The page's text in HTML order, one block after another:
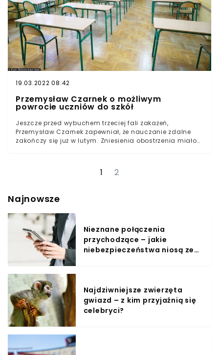
opublikowany przez Ministerstwo Edukacji i Nauki nosi
tytuł "Troska o rozwój i jakość polskiej nauki". Tłumaczy
argumenty stojące za decyzję resortu Przemysława
Czarnka w sprawie punktacji za publikacje w
czasopismach naukowych. Kwestia ta dość mocno
wzburzyła środowisko naukowe, jednak językoznawca
postanowił spojrzeć na pismo nieco inaczej.
19.03.2022 08:42
Przemysław Czarnek o możliwym
powrocie uczniów do szkół
Jeszcze przed wybuchem trzeciej fali zakażeń,
Przemysław Czarnek zapewniał, że nauczanie zdalne
zakończy się już w lutym. Zniesienia obostrzenia miało
Nagły wzrost zachorowań uniemożliwił realizację
zdalnym
1 2
Najnowsze
Nieznane połączenia
przychodzące – jakie
niebezpieczeństwa niosą ze
Najdziwniejsze zwierzęta
gwiazd – z kim przyjaźnią się
celebryci?